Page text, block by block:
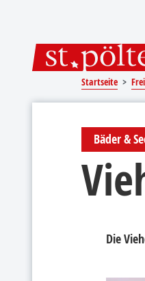
Startseite
Bäder &
Die